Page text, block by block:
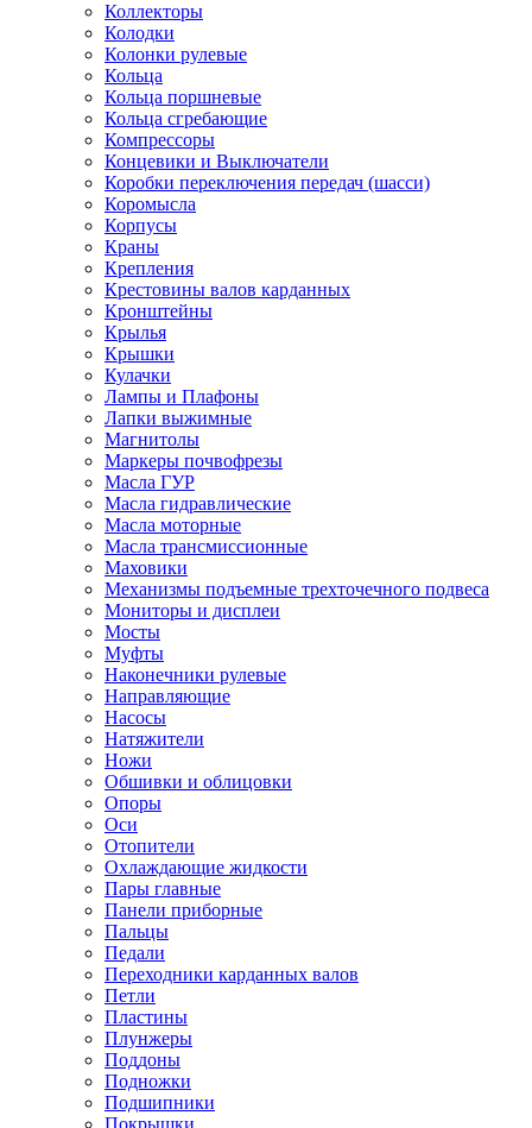
Коллекторы
Колодки
Колонки рулевые
Кольца
Кольца поршневые
Кольца сгребающие
Компрессоры
Концевики и Выключатели
Коробки переключения передач (шасси)
Коромысла
Корпусы
Краны
Крепления
Крестовины валов карданных
Кронштейны
Крылья
Крышки
Кулачки
Лампы и Плафоны
Лапки выжимные
Магнитолы
Маркеры почвофрезы
Масла ГУР
Масла гидравлические
Масла моторные
Масла трансмиссионные
Маховики
Механизмы подъемные трехточечного подвеса
Мониторы и дисплеи
Мосты
Муфты
Наконечники рулевые
Направляющие
Насосы
Натяжители
Ножи
Обшивки и облицовки
Опоры
Оси
Отопители
Охлаждающие жидкости
Пары главные
Панели приборные
Пальцы
Педали
Переходники карданных валов
Петли
Пластины
Плунжеры
Поддоны
Подножки
Подшипники
Покрышки